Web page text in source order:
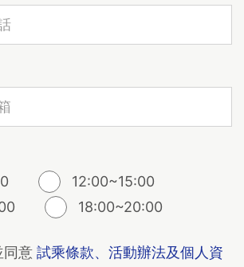
12:00~15:00
18:00~20:00
同意 試乘條款、活動辦法及個人資